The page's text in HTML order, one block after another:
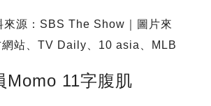
來源：SBS The Show｜圖片來
站、TV Daily、10 asia、MLB
Momo 11字腹肌